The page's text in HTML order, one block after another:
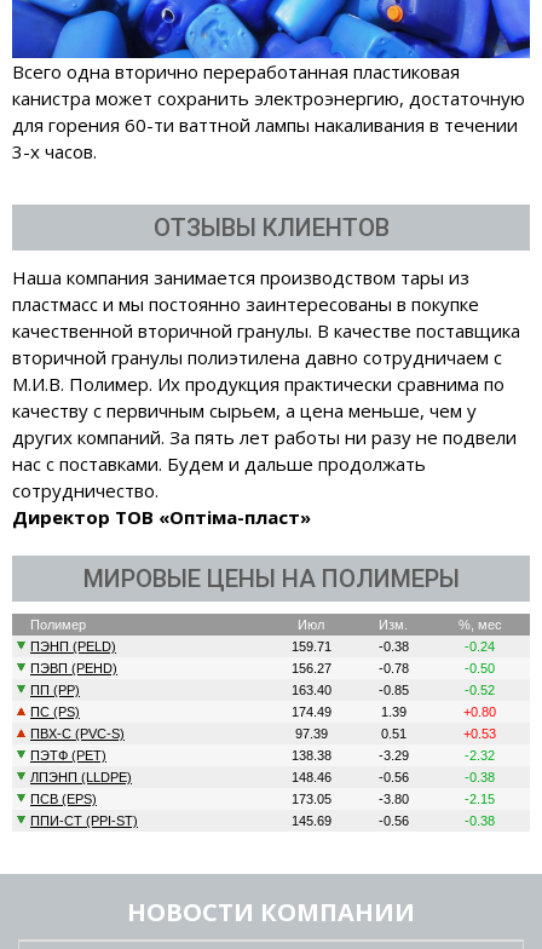
Всего одна вторично переработанная пластиковая
канистра может сохранить электроэнергию, достаточную
для горения 60-ти ваттной лампы накаливания в течении
3-х часов.
ОТЗЫВЫ КЛИЕНТОВ
Наша компания занимается производством тары из
пластмасс и мы постоянно заинтересованы в покупке
качественной вторичной гранулы. В качестве поставщика
вторичной гранулы полиэтилена давно сотрудничаем с
М.И.В. Полимер. Их продукция практически сравнима по
качеству с первичным сырьем, а цена меньше, чем у
других компаний. За пять лет работы ни разу не подвели
нас с поставками. Будем и дальше продолжать
сотрудничество.
Директор ТОВ «Оптіма-пласт»
МИРОВЫЕ ЦЕНЫ НА ПОЛИМЕРЫ
НОВОСТИ КОМПАНИИ